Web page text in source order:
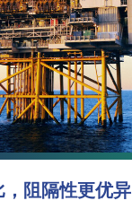
阻隔性更优异